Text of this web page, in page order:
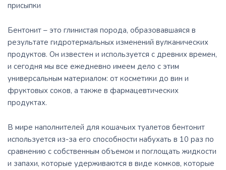
присыпки
Бентонит – это глинистая порода, образовавшаяся в
результате гидротермальных изменений вулканических
продуктов. Он известен и используется с древних времен,
и сегодня мы все ежедневно имеем дело с этим
универсальным материалом: от косметики до вин и
фруктовых соков, а также в фармацевтических
продуктах.
В мире наполнителей для кошачьих туалетов бентонит
используется из-за его способности набухать в 10 раз по
сравнению с собственным объемом и поглощать жидкости
и запахи, которые удерживаются в виде комков, которые